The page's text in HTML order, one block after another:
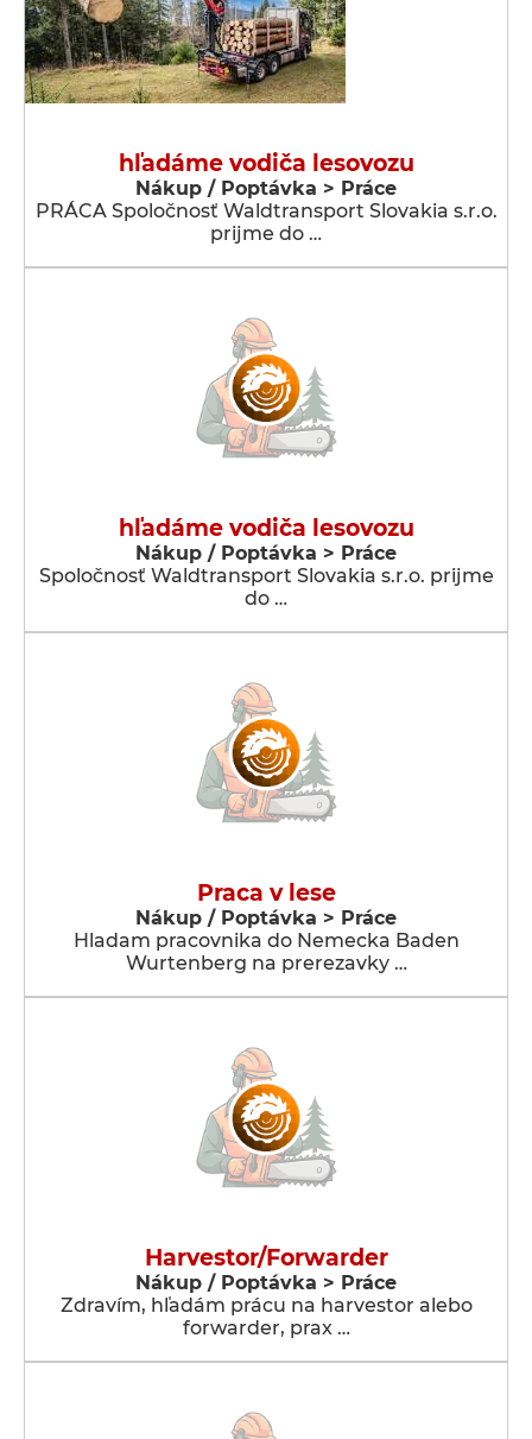
hľadáme vodiča lesovozu
Nákup / Poptávka > Práce
PRÁCA Spoločnosť Waldtransport Slovakia s.r.o.
prijme do …
hľadáme vodiča lesovozu
Nákup / Poptávka > Práce
Spoločnosť Waldtransport Slovakia s.r.o. prijme
do …
Praca v lese
Nákup / Poptávka > Práce
Hladam pracovnika do Nemecka Baden
Wurtenberg na prerezavky …
Harvestor/Forwarder
Nákup / Poptávka > Práce
Zdravím, hľadám prácu na harvestor alebo
forwarder, prax …